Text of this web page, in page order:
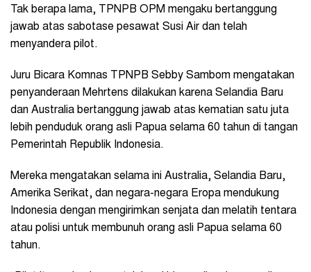
Tak berapa lama, TPNPB OPM mengaku bertanggung
jawab atas sabotase pesawat Susi Air dan telah
menyandera pilot.
Juru Bicara Komnas TPNPB Sebby Sambom mengatakan
penyanderaan Mehrtens dilakukan karena Selandia Baru
dan Australia bertanggung jawab atas kematian satu juta
lebih penduduk orang asli Papua selama 60 tahun di tangan
Pemerintah Republik Indonesia.
Mereka mengatakan selama ini Australia, Selandia Baru,
Amerika Serikat, dan negara-negara Eropa mendukung
Indonesia dengan mengirimkan senjata dan melatih tentara
atau polisi untuk membunuh orang asli Papua selama 60
tahun.